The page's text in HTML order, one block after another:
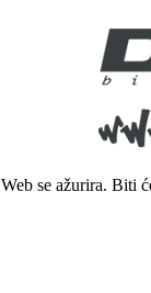
Web se ažurira. Biti